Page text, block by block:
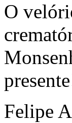
O
Felipe